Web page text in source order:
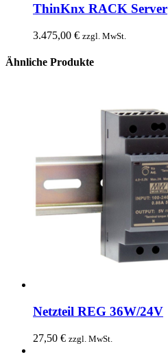
ThinKnx RACK Server
3.475,00 € zzgl. MwSt.
Ähnliche Produkte
Netzteil REG 36W/24V
27,50 € zzgl. MwSt.